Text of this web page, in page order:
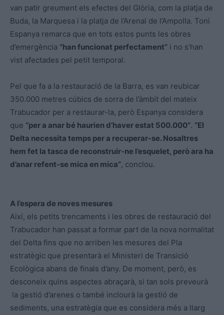
van patir greument els efectes del Glòria, com la platja de
Buda, la Marquesa i la platja de l’Arenal de l’Ampolla. Toni
Espanya remarca que en tots estos punts les obres
d’emergència “han funcionat perfectament” i no s’han
vist afectades pel petit temporal.
Pel que fa a la restauració de la Barra, es van reubicar
350.000 metres cúbics de sorra de l’àmbit del mateix
Trabucador per a restaurar-la, però Espanya considera
que “per a anar bé haurien d’haver estat 500.000”. “El
Delta necessita temps per a recuperar-se. Nosaltres
hem fet la tasca de reconstruir-ne l’esquelet, però ara ha
d’anar refent-se mica en mica”, conclou.
A l’espera de noves mesures
Així, els petits trencaments i les obres de restauració del
Trabucador han passat a formar part de la nova normalitat
del Delta fins que no arriben les mesures del Pla
estratègic que presentarà el Ministeri de Transició
Ecològica abans de finals d’any. De moment, però, es
desconeix quins aspectes abraçarà, si tan sols preveurà
la gestió d’arenes o també inclourà la gestió de
sediments, una estratègia que es considera més a llarg